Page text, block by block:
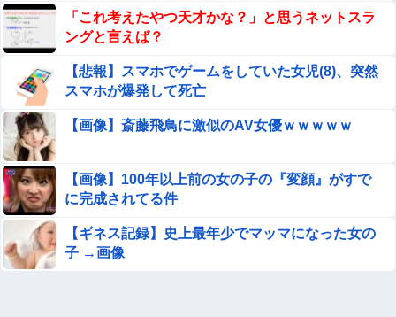
「これ考えたやつ天才かな？」と思うネットスラ
ングと言えば？
【悲報】スマホでゲームをしていた女児(8)、突然
スマホが爆発して死亡
【画像】斎藤飛鳥に激似のAV女優ｗｗｗｗｗ
【画像】100年以上前の女の子の『変顔』がすで
に完成されてる件
【ギネス記録】史上最年少でマッマになった女の
子 →画像